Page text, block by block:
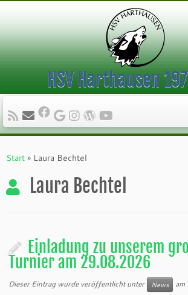
Inhalt
HSV Harthausen
Start » Laura Bechtel
Laura Bechtel
Einladung zu unserem
Turnier am 29.08.2026
Dieser Eintrag wurde veröffentlicht unter News am